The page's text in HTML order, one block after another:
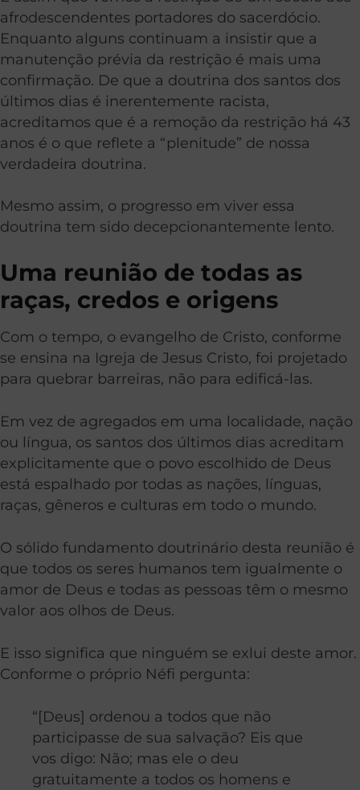
afrodescendentes portadores do sacerdócio.
Enquanto alguns continuam a insistir que a
manutenção prévia da restrição é mais uma
confirmação. De que a doutrina dos santos dos
últimos dias é inerentemente racista,
acreditamos que é a remoção da restrição há 43
anos é o que reflete a “plenitude” de nossa
verdadeira doutrina.
Mesmo assim, o progresso em viver essa
doutrina tem sido decepcionantemente lento.
Uma reunião de todas as
raças, credos e origens
Com o tempo, o evangelho de Cristo, conforme
se ensina na Igreja de Jesus Cristo, foi projetado
para quebrar barreiras, não para edificá-las.
Em vez de agregados em uma localidade, nação
ou língua, os santos dos últimos dias acreditam
explicitamente que o povo escolhido de Deus
está espalhado por todas as nações, línguas,
raças, gêneros e culturas em todo o mundo.
O sólido fundamento doutrinário desta reunião é
que todos os seres humanos tem igualmente o
amor de Deus e todas as pessoas têm o mesmo
valor aos olhos de Deus.
E isso significa que ninguém se exlui deste amor.
Conforme o próprio Néfi pergunta:
“[Deus] ordenou a todos que não
participasse de sua salvação? Eis que
vos digo: Não; mas ele o deu
gratuitamente a todos os homens e